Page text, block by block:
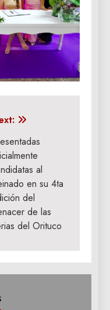
al
en su 4ta
del
de las
del Orituco